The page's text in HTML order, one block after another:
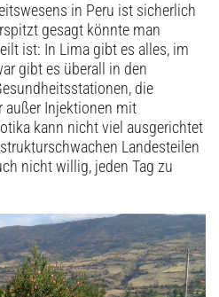
in Peru ist sicherlich
gesagt könnte man
ist: In Lima gibt es alles, im
gibt es überall in den
die
außer Injektionen mit
kann nicht viel ausgerichtet
Landesteilen
nicht willig, jeden Tag zu